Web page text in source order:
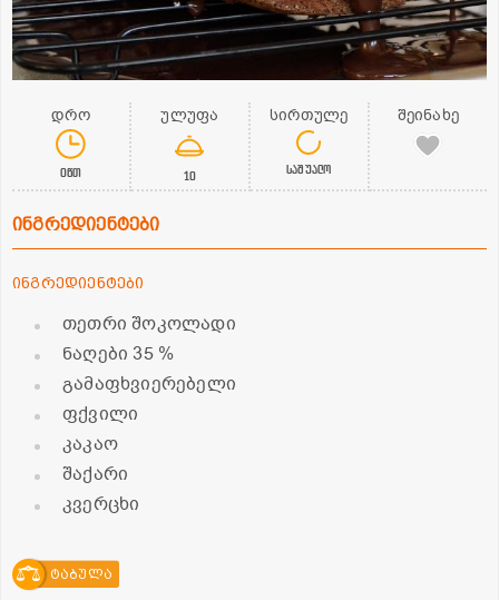
დრო
0წთ
ულუფა
10
სირთულე
საშუალო
შეინახე
ინგრედიენტები
ინგრედიენტები
თეთრი შოკოლადი
ნაღები 35 %
გამაფხვიერებელი
ფქვილი
კაკაო
შაქარი
კვერცხი
ტაბულა